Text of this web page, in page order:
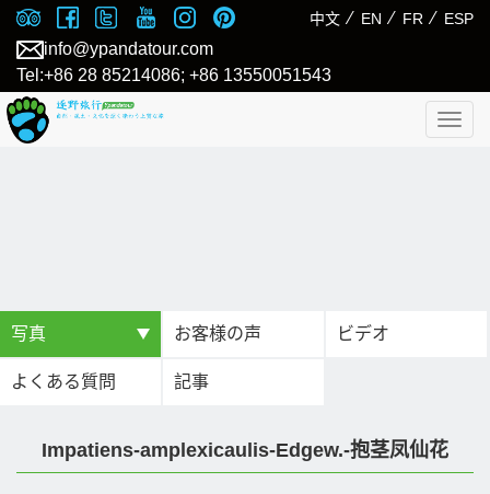
中文 ⁄ EN ⁄ FR ⁄ ESP
info@ypandatour.com
Tel:+86 28 85214086; +86 13550051543
写真 お客様の声 ビデオ
よくある質問 記事
Impatiens-amplexicaulis-Edgew.-抱茎凤仙花